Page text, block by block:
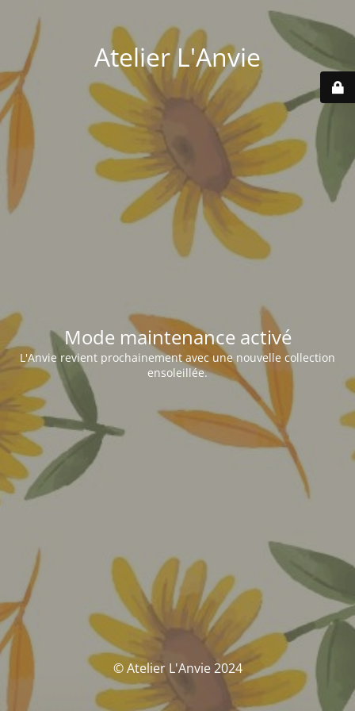
Atelier L'Anvie
Mode maintenance activé
L'Anvie revient prochainement avec une nouvelle collection
ensoleillée.
© Atelier L'Anvie 2024